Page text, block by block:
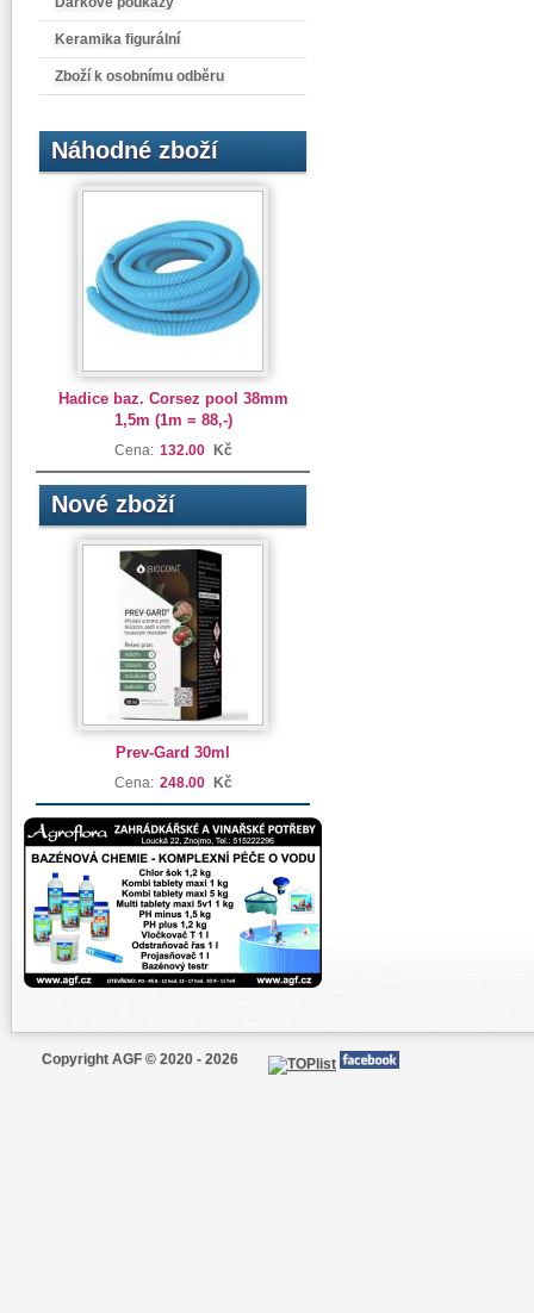
Keramika figurální
Zboží k osobnímu odběru
Náhodné zboží
Hadice baz. Corsez pool 38mm
1,5m (1m = 88,-)
Cena: 132.00 Kč
Nové zboží
Prev-Gard 30ml
Cena: 248.00 Kč
Copyright AGF © 2020 - 2026